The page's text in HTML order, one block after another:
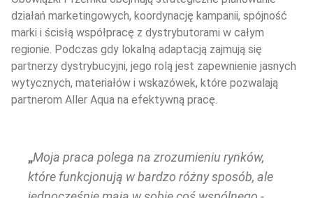
działań marketingowych, koordynację kampanii, spójność
marki i ścisłą współpracę z dystrybutorami w całym
regionie. Podczas gdy lokalną adaptacją zajmują się
partnerzy dystrybucyjni, jego rolą jest zapewnienie jasnych
wytycznych, materiałów i wskazówek, które pozwalają
partnerom Aller Aqua na efektywną pracę.
Moja praca polega na zrozumieniu rynków,
które funkcjonują w bardzo różny sposób, ale